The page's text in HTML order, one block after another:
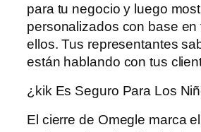
para tu negocio y luego
personalizados con base ​​en
ellos. Tus representantes
están hablando con tus
¿kik Es Seguro Para Los
El cierre de Omegle marca